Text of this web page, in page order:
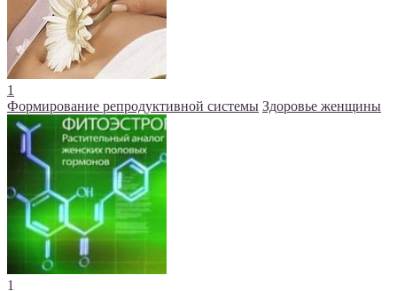
1
Формирование репродуктивной системы Здоровье женщины
1